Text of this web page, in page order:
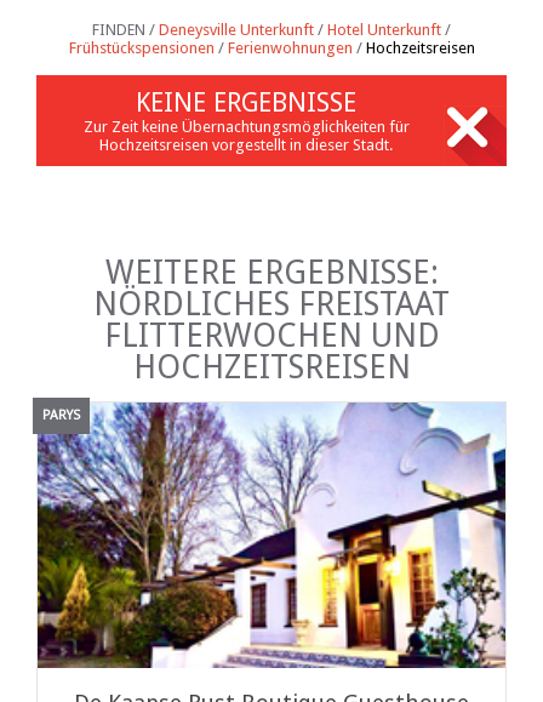
FINDEN / Deneysville Unterkunft / Hotel Unterkunft /
Frühstückspensionen / Ferienwohnungen / Hochzeitsreisen
KEINE ERGEBNISSE
Zur Zeit keine Übernachtungsmöglichkeiten für
Hochzeitsreisen vorgestellt in dieser Stadt.
WEITERE ERGEBNISSE:
NÖRDLICHES FREISTAAT
FLITTERWOCHEN UND
HOCHZEITSREISEN
PARYS